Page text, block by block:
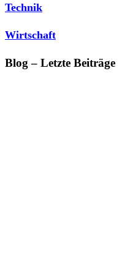
Technik
Wirtschaft
Blog – Letzte Beiträge